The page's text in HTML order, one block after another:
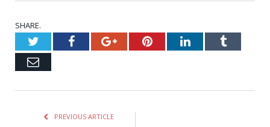
SHARE.
TwitterFacebookGoogle+PinterestLinkedInTumblr
Email
PREVIOUS ARTICLE